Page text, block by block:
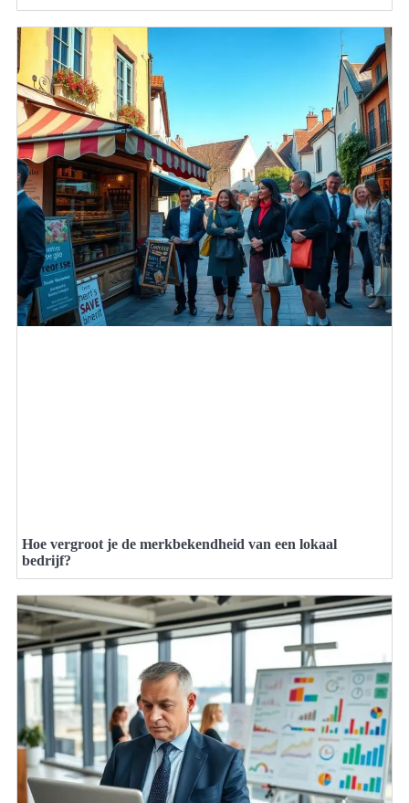
Hoe vergroot je de merkbekendheid van een lokaal
bedrijf?